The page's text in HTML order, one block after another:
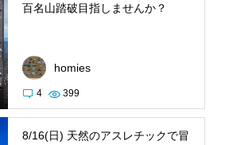
百名山踏破目指しませんか？
homies
4 399
8/16(日) 天然のアスレチックで冒